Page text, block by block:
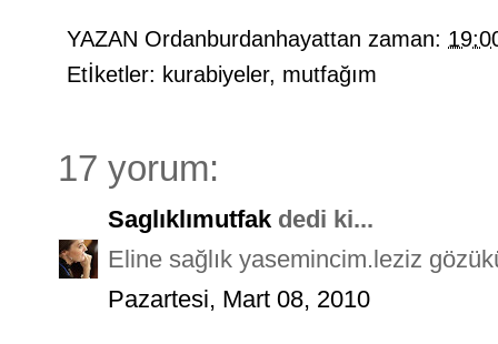
YAZAN Ordanburdanhayattan zaman:
Etİketler: kurabiyeler, mutfağım
17 yorum:
Saglıklımutfak dedi ki...
Eline sağlık yasemincim.leziz
Pazartesi, Mart 08, 2010